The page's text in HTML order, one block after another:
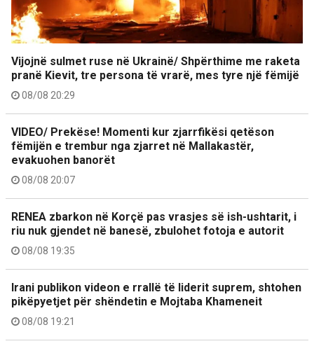
Vijojnë sulmet ruse në Ukrainë/ Shpërthime me raketa
pranë Kievit, tre persona të vrarë, mes tyre një fëmijë
08/08 20:29
VIDEO/ Prekëse! Momenti kur zjarrfikësi qetëson
fëmijën e trembur nga zjarret në Mallakastër,
evakuohen banorët
08/08 20:07
RENEA zbarkon në Korçë pas vrasjes së ish-ushtarit, i
riu nuk gjendet në banesë, zbulohet fotoja e autorit
08/08 19:35
Irani publikon videon e rrallë të liderit suprem, shtohen
pikëpyetjet për shëndetin e Mojtaba Khameneit
08/08 19:21